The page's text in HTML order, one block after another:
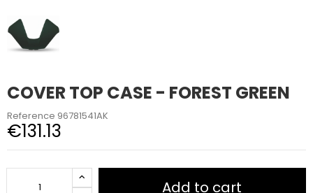
COVER TOP CASE - FOREST GREEN
Reference 96781541AK
€131.13
Add to cart